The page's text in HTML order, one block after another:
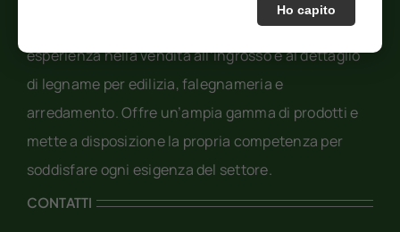
Eurolegno è un’azienda con oltre 60 anni di
esperienza nella vendita all’ingrosso e al dettaglio
di legname per edilizia, falegnameria e
arredamento. Offre un’ampia gamma di prodotti e
mette a disposizione la propria competenza per
soddisfare ogni esigenza del settore.
CONTATTI
Ho capito